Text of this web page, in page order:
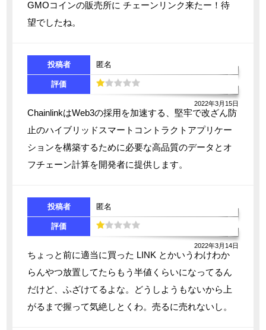
GMOコインの販売所に チェーンリンク来たー！待
望でしたね。
投稿者 匿名
評価
2022年3月15日
ChainlinkはWeb3の採用を加速する、堅牢で改ざん防
止のハイブリッドスマートコントラクトアプリケー
ションを構築するために必要な高品質のデータとオ
フチェーン計算を開発者に提供します。
投稿者 匿名
評価
2022年3月14日
ちょっと前に適当に買った LINK とかいうわけわか
らんやつ放置してたらもう半値くらいになってるん
だけど、ふざけてるよな。どうしようもないから上
がるまで握って気絶しとくわ。売るに売れないし。